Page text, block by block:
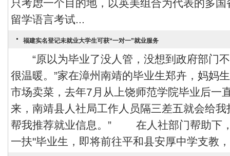
只考虑一个目的地，以英美组合为代表的多
留学语言考试...
福建实名登记未就业大学生可获“一对一”就业服务
“原以为毕业了没人管，没想到政府部门
很温暖。”家在漳州南靖的毕业生郑卉，妈妈
市场卖菜，去年7月从上饶师范学院毕业后一
来，南靖县人社局工作人员隔三差五就会给
帮我推荐就业信息。” 在人社部门帮助下，
一扶"毕业生，即将前往平和县安厚中学支教